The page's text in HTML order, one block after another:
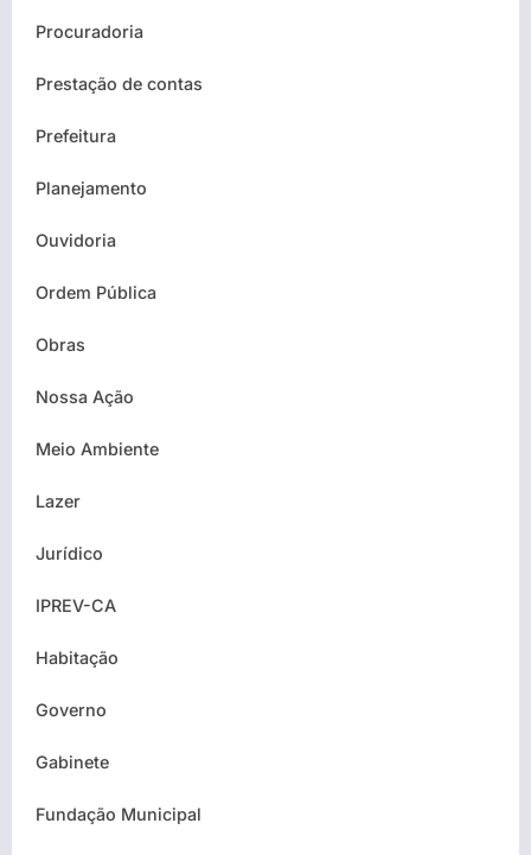
Procuradoria
Prestação de contas
Prefeitura
Planejamento
Ouvidoria
Ordem Pública
Obras
Nossa Ação
Meio Ambiente
Lazer
Jurídico
IPREV-CA
Habitação
Governo
Gabinete
Fundação Municipal